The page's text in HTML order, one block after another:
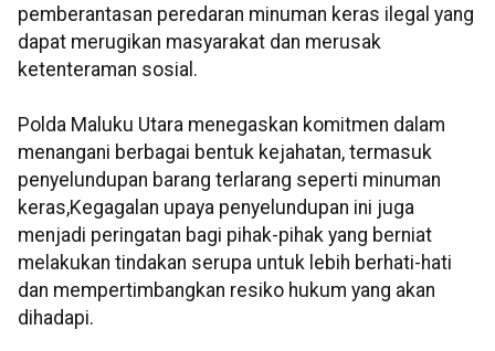
pemberantasan peredaran minuman keras ilegal yang
dapat merugikan masyarakat dan merusak
ketenteraman sosial.
Polda Maluku Utara menegaskan komitmen dalam
menangani berbagai bentuk kejahatan, termasuk
penyelundupan barang terlarang seperti minuman
keras,Kegagalan upaya penyelundupan ini juga
menjadi peringatan bagi pihak-pihak yang berniat
melakukan tindakan serupa untuk lebih berhati-hati
dan mempertimbangkan resiko hukum yang akan
dihadapi.